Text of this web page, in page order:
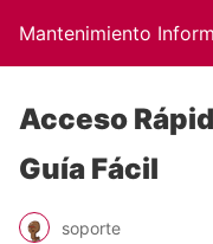
Mantenimiento
Acceso
Guía Fácil
soporte